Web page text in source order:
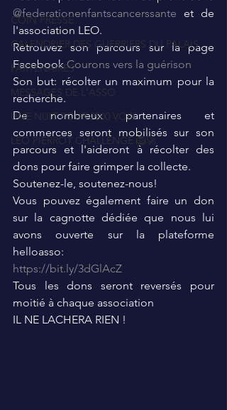
COIN PRESSE
CALENDRIER DES GUERRIERS DU PALAIS
PARTENAIRES
MESSAGES DE L'ASSO
UNE NUIT POUR 2500 VOIX
LEO PIERROT CHALLENGE 🦁🚀
@federationenfantscancerssante et de
l'association LEO.
Retrouvez son parcours sur la page
Facebook Courons vers la guérison
Son but: récolter un maximum pour la
recherche.
De nombreux partenaires et
commerces seront mobilisés sur son
parcours et l'aideront à récolter des
dons pour faire grimper la collecte.
Soutenez-le, soutenez-nous!
Vous pouvez également faire un don
sur la cagnotte dédiée que nous lui
avons ouverte sur la plateforme
helloasso:
https://bit.ly/3dGlAcZ
Tous les dons seront reversés pour
moitié à chaque association
IL NE LACHERA RIEN !